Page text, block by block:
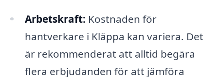
Arbetskraft: Kostnaden för
hantverkare i Kläppa kan variera. Det
är rekommenderat att alltid begära
flera erbjudanden för att jämföra